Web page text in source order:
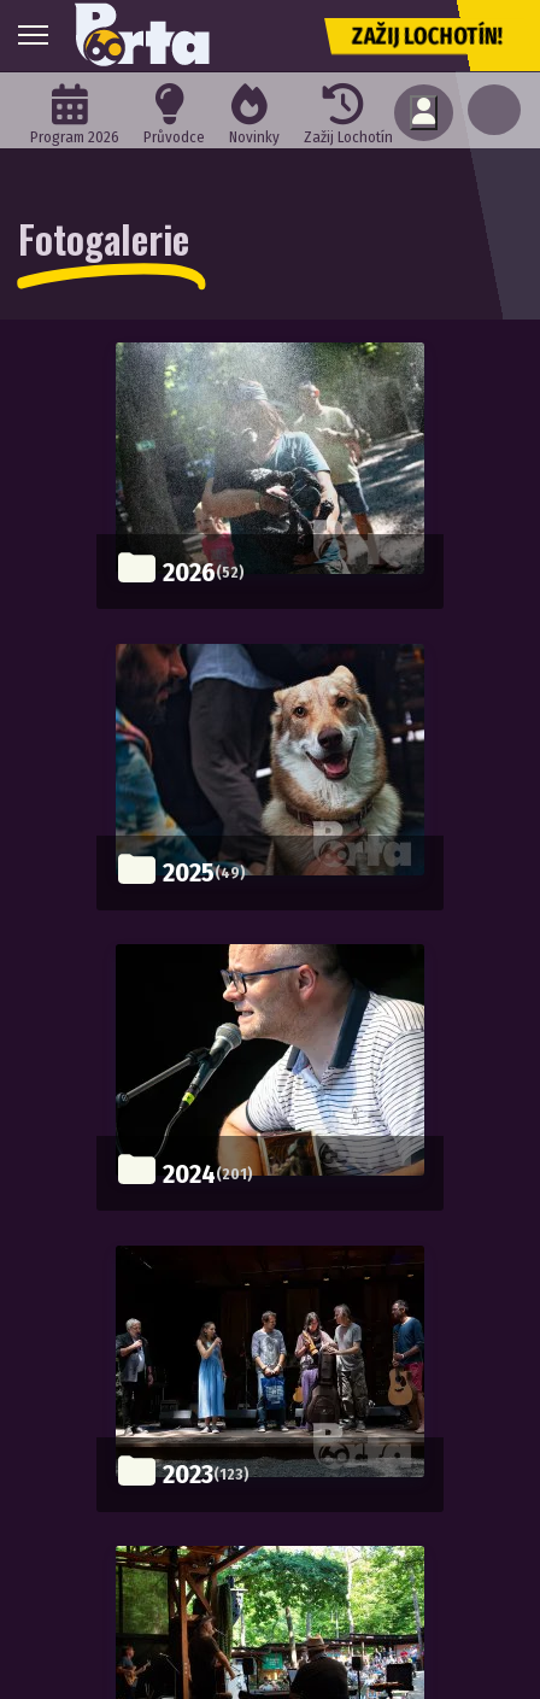
ZAŽIJ LOCHOTÍN!
Program 2026 Průvodce Novinky Zažij Lochotín
Fotogalerie
2026(52)
2025(49)
2024(201)
2023(123)